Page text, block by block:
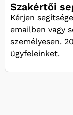
Szakértői
Kérjen
emailben vagy
személyesen.
ügyfeleinket.